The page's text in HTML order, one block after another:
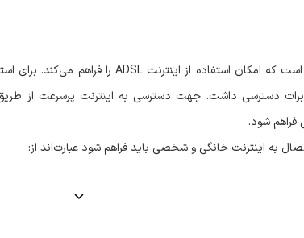
که امکان استفاده از اینترنت ADSL را فراهم می‌کند. برای
دسترسی داشت. جهت دسترسی به اینترنت پرسرعت از
شود.
به اینترنت خانگی و شخصی باید فراهم شود عبارت‌اند از:
و فیلترینگ سیگنال آنالوگ را از سیگنال دیجیتال اینترنت بر عهده